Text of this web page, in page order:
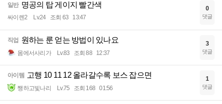
일반 명공의 탑 게이지 빨간색
싸이렌2 Lv.24 조회 63 13:47
0
댓글
직업 원하는 룬 얻는 방법이 있나요
몸에서사리가 Lv.83 조회 88 12:37
3
댓글
아이템 고행 10 11 12 올라갈수록 보스 잡으면
쨍하고빛나리 Lv.75 조회 168 01:56
1
댓글